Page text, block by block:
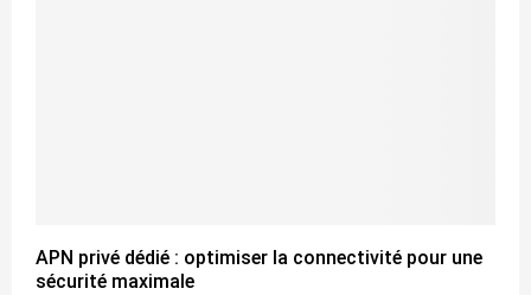
APN privé dédié : optimiser la connectivité pour une
sécurité maximale